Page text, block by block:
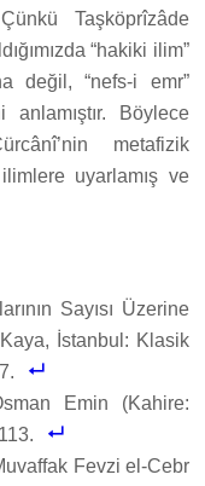
Taşköprîzâde
“hakiki ilim”
değil, “nefs-i emr”
anlamıştır. Böylece
metafizik
uyarlamış ve
Sayısı Üzerine
İstanbul: Klasik
Emin (Kahire:
Fevzi el-Cebr